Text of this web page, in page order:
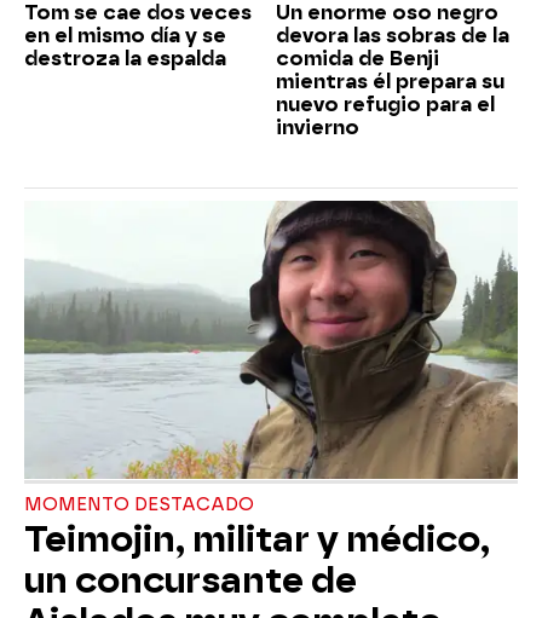
Tom se cae dos veces
en el mismo día y se
destroza la espalda
Un enorme oso negro
devora las sobras de la
comida de Benji
mientras él prepara su
nuevo refugio para el
invierno
MOMENTO DESTACADO
Teimojin, militar y médico,
un concursante de